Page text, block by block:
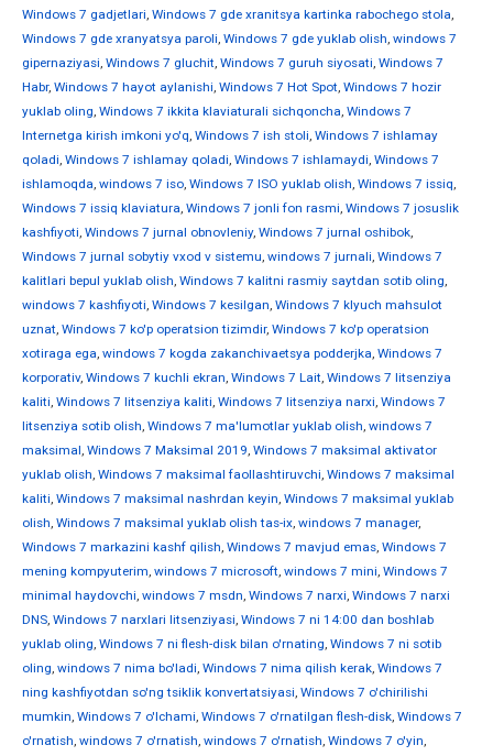
Windows 7 gadjetlari, Windows 7 gde xranitsya kartinka rabochego stola,
Windows 7 gde xranyatsya paroli, Windows 7 gde yuklab olish, windows 7
gipernaziyasi, Windows 7 gluchit, Windows 7 guruh siyosati, Windows 7
Habr, Windows 7 hayot aylanishi, Windows 7 Hot Spot, Windows 7 hozir
yuklab oling, Windows 7 ikkita klaviaturali sichqoncha, Windows 7
Internetga kirish imkoni yo'q, Windows 7 ish stoli, Windows 7 ishlamay
qoladi, Windows 7 ishlamay qoladi, Windows 7 ishlamaydi, Windows 7
ishlamoqda, windows 7 iso, Windows 7 ISO yuklab olish, Windows 7 issiq,
Windows 7 issiq klaviatura, Windows 7 jonli fon rasmi, Windows 7 josuslik
kashfiyoti, Windows 7 jurnal obnovleniy, Windows 7 jurnal oshibok,
Windows 7 jurnal sobytiy vxod v sistemu, windows 7 jurnali, Windows 7
kalitlari bepul yuklab olish, Windows 7 kalitni rasmiy saytdan sotib oling,
windows 7 kashfiyoti, Windows 7 kesilgan, Windows 7 klyuch mahsulot
uznat, Windows 7 ko'p operatsion tizimdir, Windows 7 ko'p operatsion
xotiraga ega, windows 7 kogda zakanchivaetsya podderjka, Windows 7
korporativ, Windows 7 kuchli ekran, Windows 7 Lait, Windows 7 litsenziya
kaliti, Windows 7 litsenziya kaliti, Windows 7 litsenziya narxi, Windows 7
litsenziya sotib olish, Windows 7 ma'lumotlar yuklab olish, windows 7
maksimal, Windows 7 Maksimal 2019, Windows 7 maksimal aktivator
yuklab olish, Windows 7 maksimal faollashtiruvchi, Windows 7 maksimal
kaliti, Windows 7 maksimal nashrdan keyin, Windows 7 maksimal yuklab
olish, Windows 7 maksimal yuklab olish tas-ix, windows 7 manager,
Windows 7 markazini kashf qilish, Windows 7 mavjud emas, Windows 7
mening kompyuterim, windows 7 microsoft, windows 7 mini, Windows 7
minimal haydovchi, windows 7 msdn, Windows 7 narxi, Windows 7 narxi
DNS, Windows 7 narxlari litsenziyasi, Windows 7 ni 14:00 dan boshlab
yuklab oling, Windows 7 ni flesh-disk bilan o'rnating, Windows 7 ni sotib
oling, windows 7 nima bo'ladi, Windows 7 nima qilish kerak, Windows 7
ning kashfiyotdan so'ng tsiklik konvertatsiyasi, Windows 7 o'chirilishi
mumkin, Windows 7 o'lchami, Windows 7 o'rnatilgan flesh-disk, Windows 7
o'rnatish, windows 7 o'rnatish, windows 7 o'rnatish, Windows 7 o'yin,